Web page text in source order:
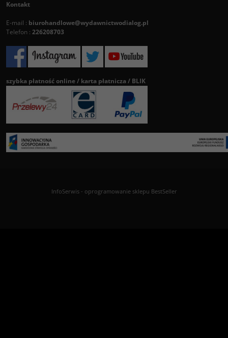
Kontakt
E-mail : biurohandlowe@wydawnictwodialog.pl
Telefon : 226208703
szybka płatność online / karta płatnicza / BLIK
InfoSerwis- oprogramowanie sklepu BestSeller